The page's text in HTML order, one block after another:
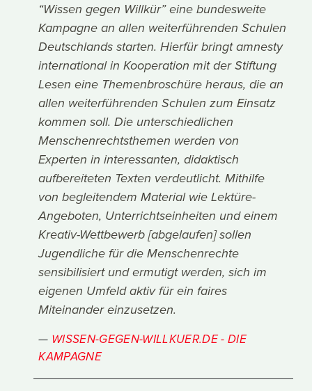
“Wissen gegen Willkür” eine bundesweite
Kampagne an allen weiterführenden Schulen
Deutschlands starten. Hierfür bringt amnesty
international in Kooperation mit der Stiftung
Lesen eine Themenbroschüre heraus, die an
allen weiterführenden Schulen zum Einsatz
kommen soll. Die unterschiedlichen
Menschenrechtsthemen werden von
Experten in interessanten, didaktisch
aufbereiteten Texten verdeutlicht. Mithilfe
von begleitendem Material wie Lektüre-
Angeboten, Unterrichtseinheiten und einem
Kreativ-Wettbewerb [abgelaufen] sollen
Jugendliche für die Menschenrechte
sensibilisiert und ermutigt werden, sich im
eigenen Umfeld aktiv für ein faires
Miteinander einzusetzen.
WISSEN-GEGEN-WILLKUER.DE - DIE
KAMPAGNE